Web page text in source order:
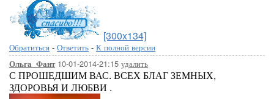
[300x134]
Обратиться - Ответить - К полной версии
Ольга_Фант10-01-2014-21:15 удалить
С ПРОШЕДШИМ ВАС. ВСЕХ БЛАГ ЗЕМНЫХ,
ЗДОРОВЬЯ И ЛЮБВИ .